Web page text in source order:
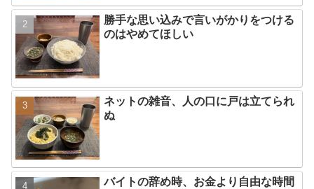
勝手な思い込みで言いがかりをつける
のはやめてほしい
ネットの雑音、人の口に戸は立てられ
ぬ
バイトの辞め時、お金より自由な時間